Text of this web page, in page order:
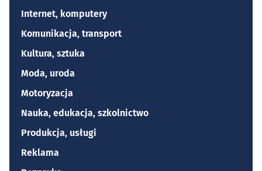
Internet, komputery
Komunikacja, transport
Kultura, sztuka
Moda, uroda
Motoryzacja
Nauka, edukacja, szkolnictwo
Produkcja, usługi
Reklama